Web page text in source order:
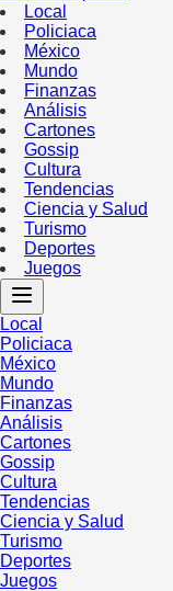
Local
Policiaca
México
Mundo
Finanzas
Análisis
Cartones
Gossip
Cultura
Tendencias
Ciencia y Salud
Turismo
Deportes
Juegos
Local
Policiaca
México
Mundo
Finanzas
Análisis
Cartones
Gossip
Cultura
Tendencias
Ciencia y Salud
Turismo
Deportes
Juegos